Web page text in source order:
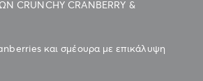
CRANBERRY &
και σμέουρα με επικάλυψη